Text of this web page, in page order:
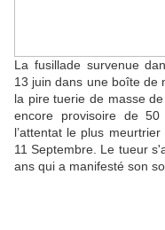
La fusillade survenue
13 juin dans une boîte de
la pire tuerie de masse
encore provisoire de
l’attentat le plus
11 Septembre. Le tueur
ans qui a manifesté son